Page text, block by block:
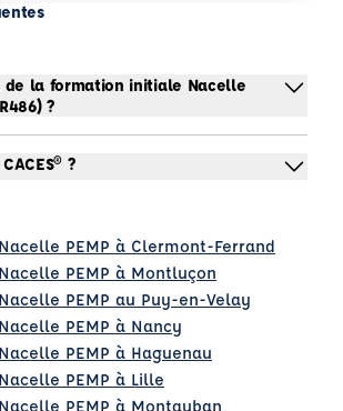
la formation initiale Nacelle
?
?
Nacelle PEMP à Clermont-Ferrand
Nacelle PEMP à Montluçon
Nacelle PEMP au Puy-en-Velay
PEMP à Nancy
PEMP à Haguenau
PEMP à Lille
Nacelle PEMP à Montauban